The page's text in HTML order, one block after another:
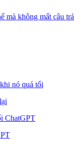
mà không mất câu trả
nó quá tối
ChatGPT